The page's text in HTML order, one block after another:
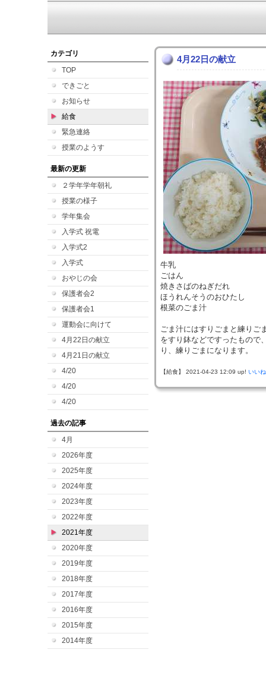
カテゴリ
TOP
できごと
お知らせ
給食
緊急連絡
授業のようす
最新の更新
２学年学年朝礼
授業の様子
学年集会
入学式 祝電
入学式2
入学式
おやじの会
保護者会2
保護者会1
運動会に向けて
4月22日の献立
4月21日の献立
4/20
4/20
4/20
過去の記事
4月
2026年度
2025年度
2024年度
2023年度
2022年度
2021年度
2020年度
2019年度
2018年度
2017年度
2016年度
2015年度
2014年度
4月22日の献立
牛乳
ごはん
焼きさばのねぎだれ
ほうれんそうのおひたし
根菜のごま汁
ごま汁にはすりごまと練りご
をすり鉢などですったもので
り、練りごまになります。
【給食】 2021-04-23 12:09 up! いい